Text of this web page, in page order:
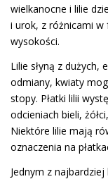
wielkanocne i lilie
i urok, z różnicami w
wysokości.
Lilie słyną z dużych,
odmiany, kwiaty
stopy. Płatki lilii
odcieniach bieli,
Niektóre lilie mają
oznaczenia na
Jednym z